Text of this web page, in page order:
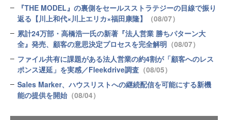
『THE MODEL』の裏側をセールスストラテジーの目線で振り
返る【川上和代×川上エリカ×福田康隆】
（08/07）
累計24万部・高橋浩一氏の新著『法人営業 勝ちパターン大
全』発売、顧客の意思決定プロセスを完全解明 （08/07）
ファイル共有に課題がある法人営業の約4割が「顧客へのレス
ポンス遅延」を実感／Fleekdrive調査 （08/05）
Sales Marker、ハウスリストへの継続配信を可能にする新機
能の提供を開始 （08/04）